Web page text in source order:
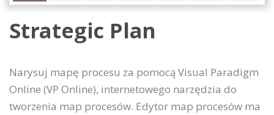
Strategic Plan
Narysuj mapę procesu za pomocą Visual Paradigm
Online (VP Online), internetowego narzędzia do
tworzenia map procesów. Edytor map procesów ma